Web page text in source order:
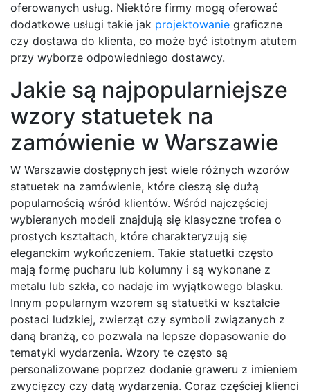
oferowanych usług. Niektóre firmy mogą oferować
dodatkowe usługi takie jak projektowanie graficzne
czy dostawa do klienta, co może być istotnym atutem
przy wyborze odpowiedniego dostawcy.
Jakie są najpopularniejsze
wzory statuetek na
zamówienie w Warszawie
W Warszawie dostępnych jest wiele różnych wzorów
statuetek na zamówienie, które cieszą się dużą
popularnością wśród klientów. Wśród najczęściej
wybieranych modeli znajdują się klasyczne trofea o
prostych kształtach, które charakteryzują się
eleganckim wykończeniem. Takie statuetki często
mają formę pucharu lub kolumny i są wykonane z
metalu lub szkła, co nadaje im wyjątkowego blasku.
Innym popularnym wzorem są statuetki w kształcie
postaci ludzkiej, zwierząt czy symboli związanych z
daną branżą, co pozwala na lepsze dopasowanie do
tematyki wydarzenia. Wzory te często są
personalizowane poprzez dodanie graweru z imieniem
zwycięzcy czy datą wydarzenia. Coraz częściej klienci